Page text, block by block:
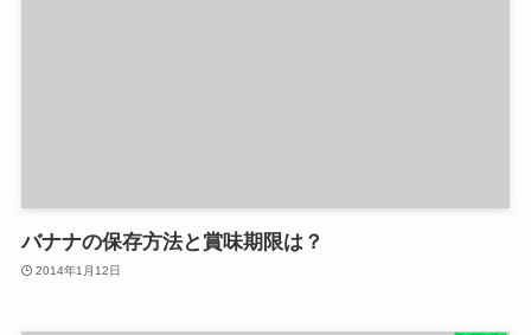
バナナの保存方法と賞味期限は？
2014年1月12日